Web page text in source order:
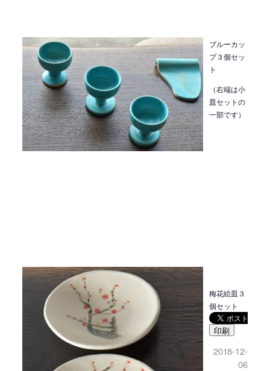
ブルーカッ
プ３個セッ
ト
（右端は小
皿セットの
一部です）
梅花絵皿３
個セット
印刷
2018-12-
06